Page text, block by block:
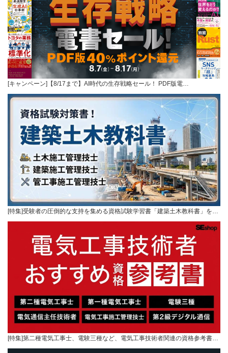
[キャンペーン]【8/17まで】AI時代の生存戦略セール！ PDF版電…
[特集]受験者の圧倒的な支持を集める資格試験学習書「建築土木教科書」を…
[特集]第二種電気工事士、電験三種など、電気工事技術者関連の資格参考書…